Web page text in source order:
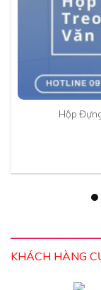
Hộp
KHÁCH HÀNG